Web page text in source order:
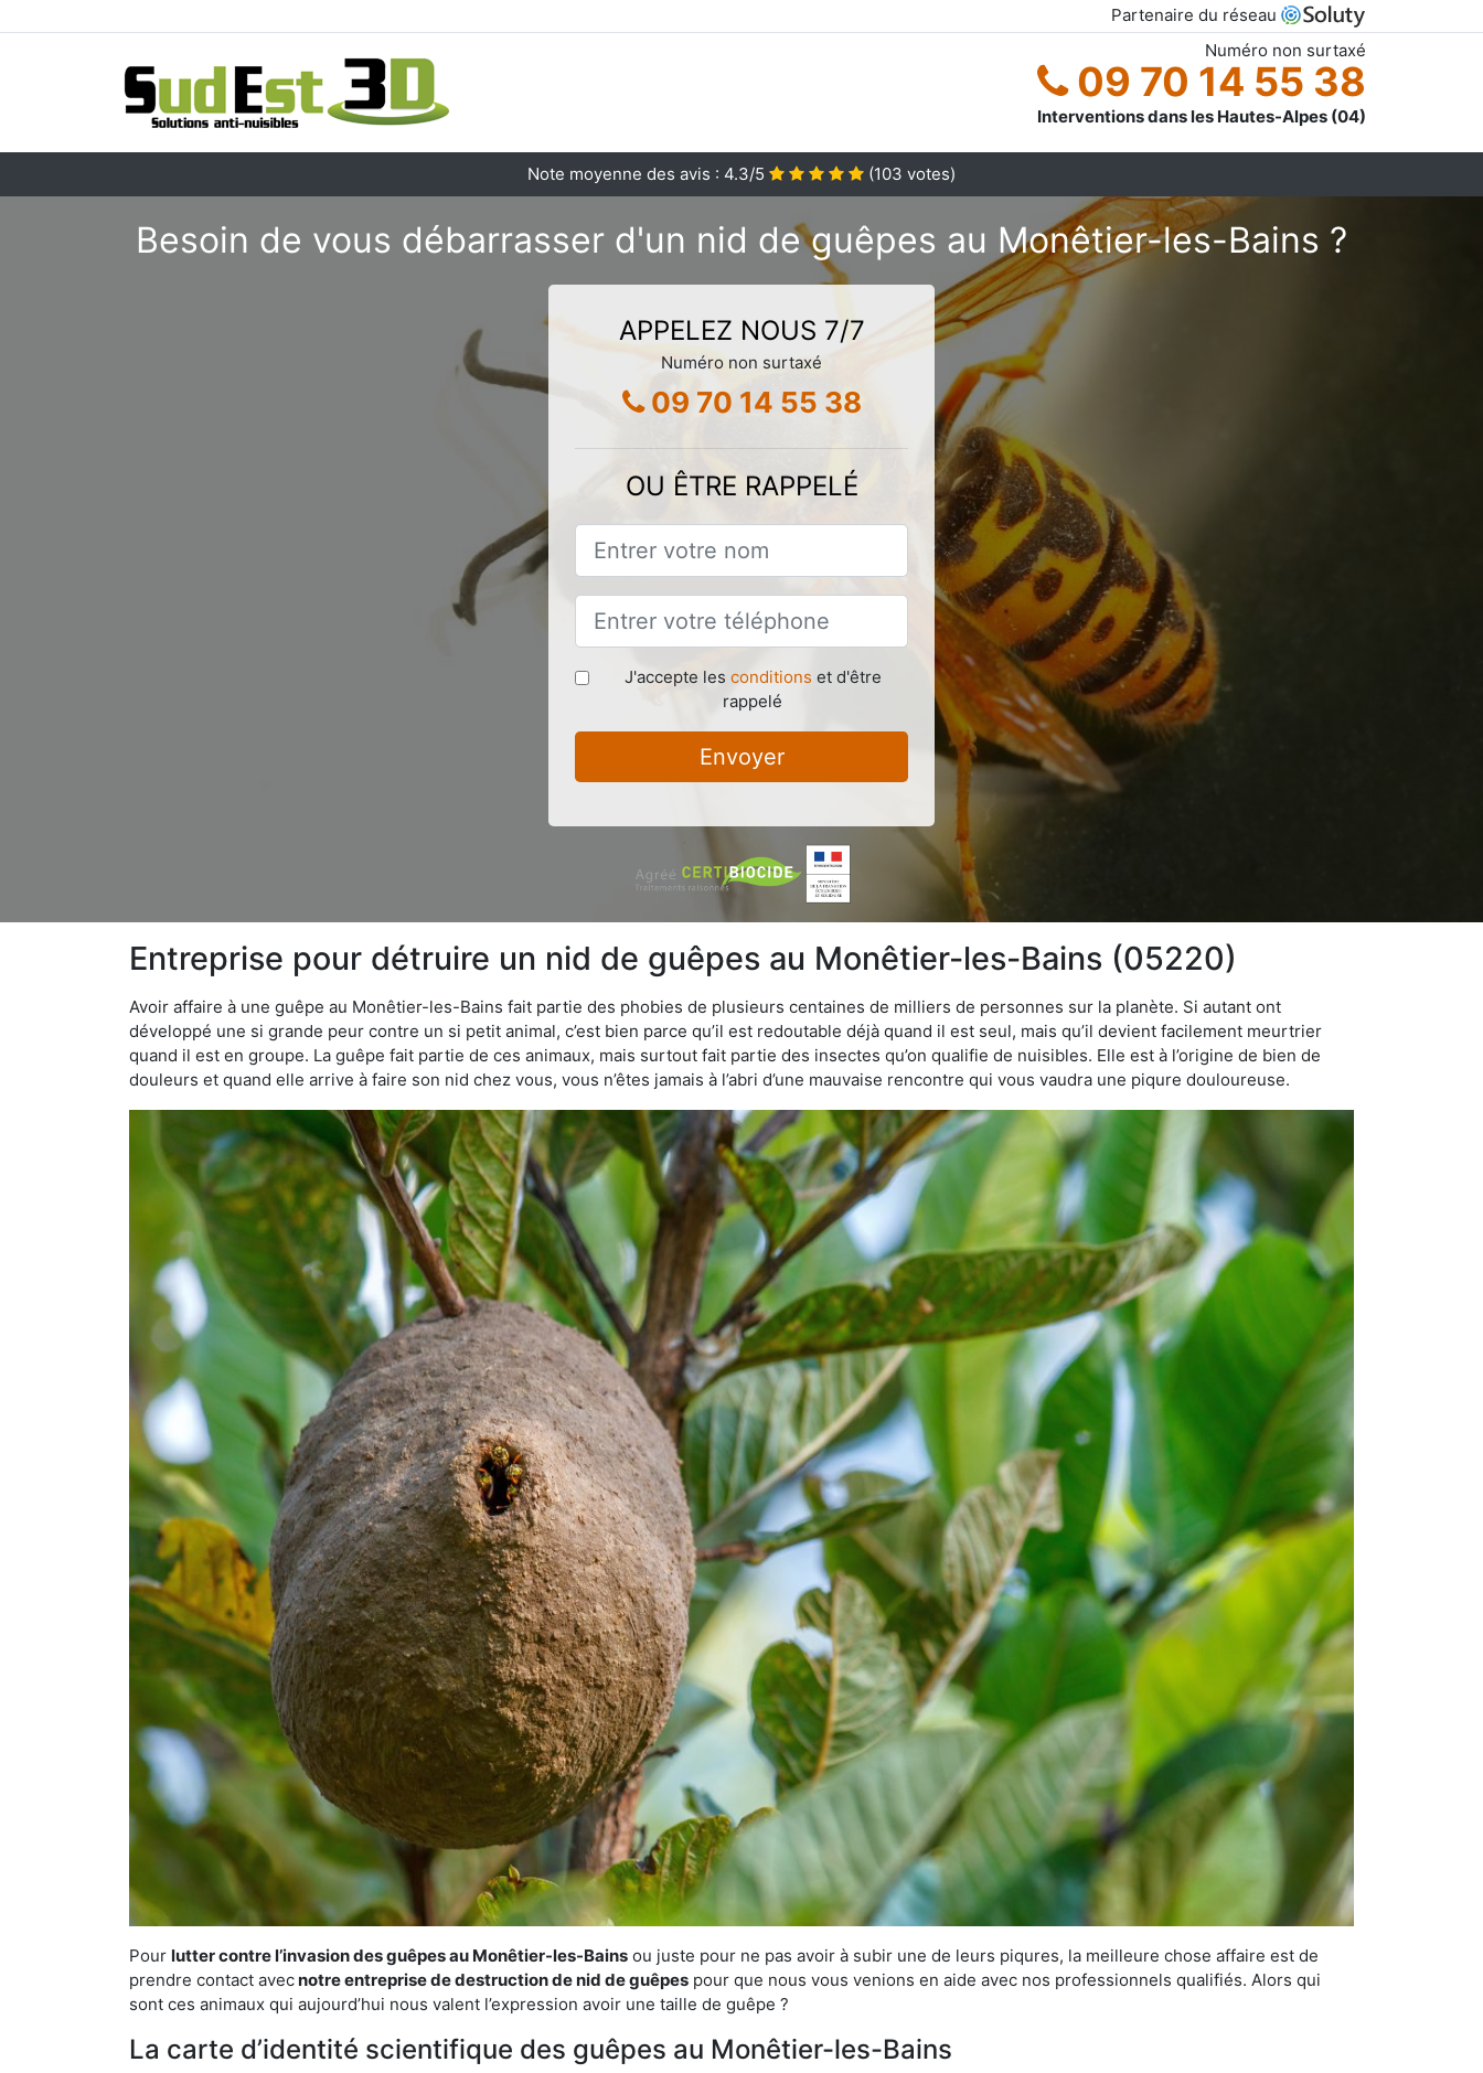
Partenaire du réseau
Numéro non surtaxé
09 70 14 55 38
Interventions dans les Hautes-Alpes (04)
Note moyenne des avis : 4.3/5 (103 votes)
Besoin de vous débarrasser d'un nid de guêpes au Monêtier-les-Bains ?
APPELEZ NOUS 7/7
Numéro non surtaxé
09 70 14 55 38
OU ÊTRE RAPPELÉ
J'accepte les conditions et d'être
rappelé
Envoyer
Entreprise pour détruire un nid de guêpes au Monêtier-les-Bains (05220)
Avoir affaire à une guêpe au Monêtier-les-Bains fait partie des phobies de plusieurs centaines de milliers de personnes sur la planète. Si autant ont
développé une si grande peur contre un si petit animal, c’est bien parce qu’il est redoutable déjà quand il est seul, mais qu’il devient facilement meurtrier
quand il est en groupe. La guêpe fait partie de ces animaux, mais surtout fait partie des insectes qu’on qualifie de nuisibles. Elle est à l’origine de bien de
douleurs et quand elle arrive à faire son nid chez vous, vous n’êtes jamais à l’abri d’une mauvaise rencontre qui vous vaudra une piqure douloureuse.
Pour lutter contre l’invasion des guêpes au Monêtier-les-Bains ou juste pour ne pas avoir à subir une de leurs piqures, la meilleure chose affaire est de
prendre contact avecnotre entreprise de destruction de nid de guêpes pour que nous vous venions en aide avec nos professionnels qualifiés. Alors qui
sont ces animaux qui aujourd’hui nous valent l’expression avoir une taille de guêpe ?
La carte d’identité scientifique des guêpes au Monêtier-les-Bains